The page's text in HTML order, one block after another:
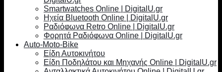
Smartwatches Online | DigitalU.gr
Ηχεία Bluetooth Online | DigitalU.gr
Ραδιόφωνα Retro Online | DigitalU.gr
Φορητά Ραδιόφωνα Online | DigitalU.gr
Auto-Moto-Bike
Είδη Αυτοκινήτου
Είδη Ποδηλάτου και Μηχανής Online | DigitalU.gr